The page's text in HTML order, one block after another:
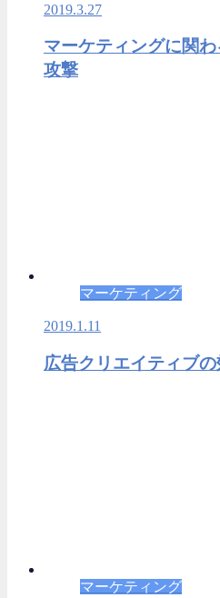
2019.3.27
マーケティングに関
攻撃
マーケティング
2019.1.11
広告クリエイティブ
マーケティング